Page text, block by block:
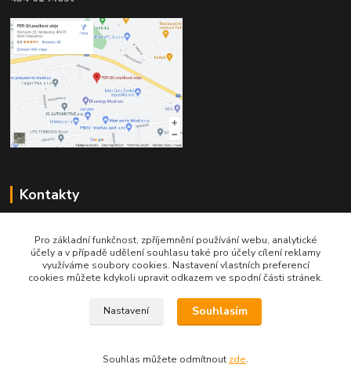
Kontakty
Telefon do našeho obchodu : 774 993 479
info@znackoveoleje.cz
Pro základní funkčnost, zpříjemnění používání webu, analytické
účely a v případě udělení souhlasu také pro účely cílení reklamy
využíváme soubory cookies. Nastavení vlastních preferencí
cookies můžete kdykoli upravit odkazem ve spodní části stránek.
Nastavení Souhlasím
Souhlas můžete odmítnout zde.